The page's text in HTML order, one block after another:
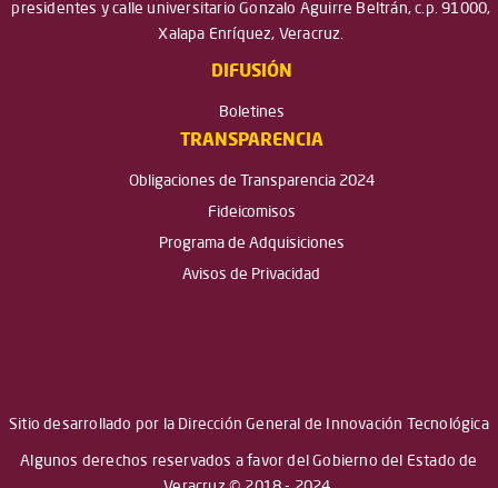
presidentes y calle universitario Gonzalo Aguirre Beltrán, c.p. 91000,
Xalapa Enríquez, Veracruz.
DIFUSIÓN
Boletines
TRANSPARENCIA
Obligaciones de Transparencia 2024
Fideicomisos
Programa de Adquisiciones
Avisos de Privacidad
Sitio desarrollado por la Dirección General de Innovación Tecnológica
Algunos derechos reservados a favor del Gobierno del Estado de